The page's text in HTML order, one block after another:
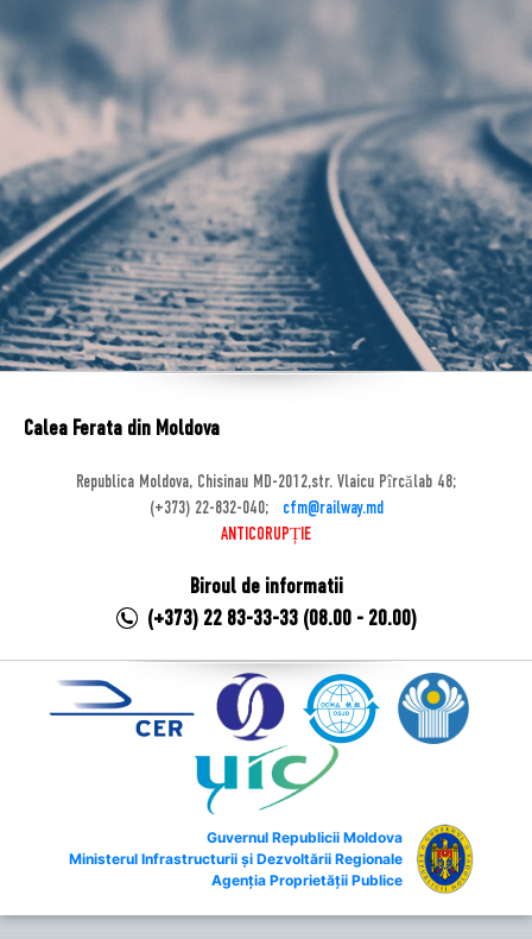
Calea Ferata din Moldova
Republica Moldova, Chisinau MD-2012,str. Vlaicu Pîrcălab 48;
(+373) 22-832-040;
cfm@railway.md
ANTICORUPȚIE
Biroul de informatii
(+373) 22 83-33-33 (08.00 - 20.00)
Guvernul Republicii Moldova
Ministerul Infrastructurii și Dezvoltării Regionale
Agenția Proprietății Publice